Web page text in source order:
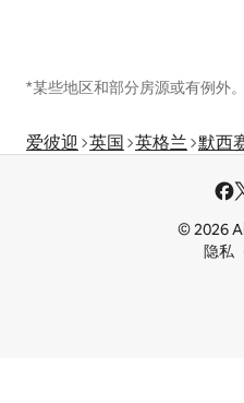
*某些地区和部分房源或有例外。
爱彼迎 英国 英格兰 默西
© 2026
隐私